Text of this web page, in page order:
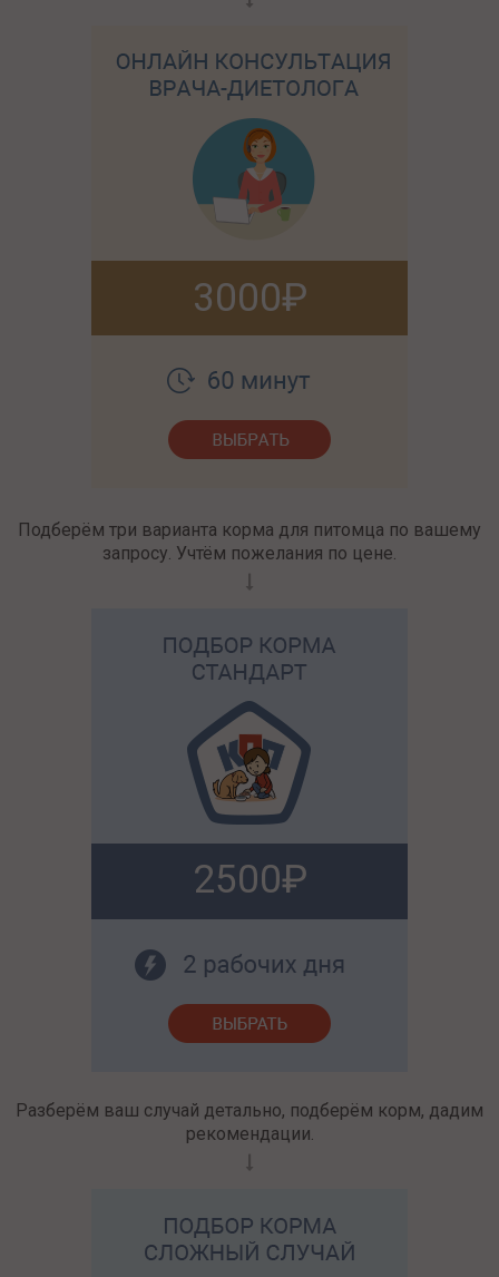
3000
Подберём три варианта корма для питомца по вашему
запросу. Учтём пожелания по цене.
2500
Разберём ваш случай детально, подберём корм, дадим
рекомендации.